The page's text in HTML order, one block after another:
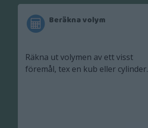
Beräkna volym
Räkna ut volymen av ett visst
föremål, tex en kub eller cylinder.